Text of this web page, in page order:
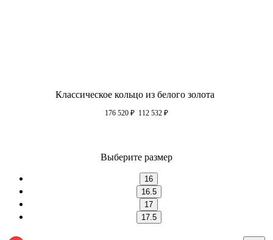
Классическое кольцо из белого золота
176 520 ₽ 112 532 ₽
Выберите размер
16
16.5
17
17.5